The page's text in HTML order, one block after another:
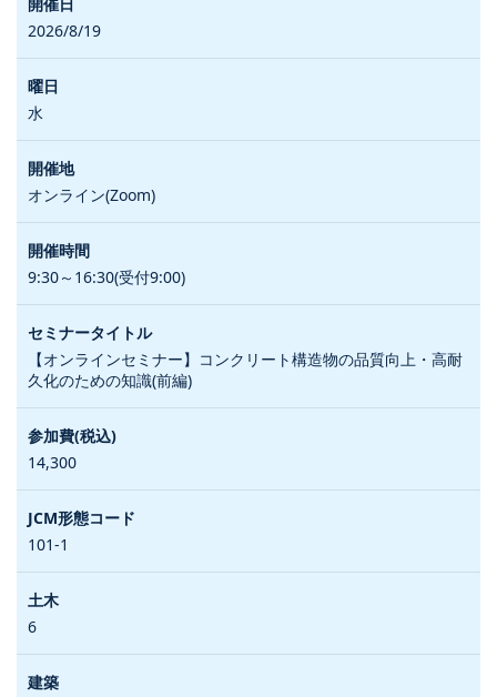
2026/8/19
水
オンライン(Zoom)
9:30～16:30(受付9:00)
【オンラインセミナー】コンクリート構造物の品質向上・高耐
久化のための知識(前編)
14,300
101-1
6